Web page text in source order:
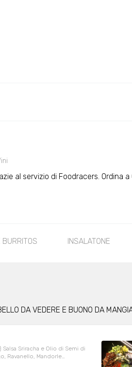
al servizio di Foodracers. Ordina a
BURRITOS INSALATONE
DA VEDERE E BUONO DA
Sriracha e Olio di Semi di
Ravanello, Mandorle